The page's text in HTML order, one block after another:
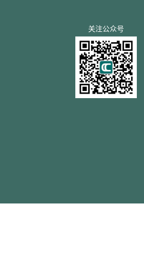
关注公众号